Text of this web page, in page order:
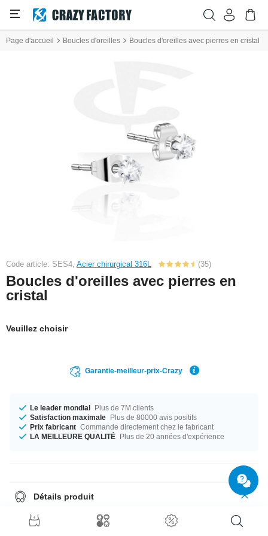
Page d'accueil Boucles d'oreilles Boucles d'oreilles avec pierres en cristal
Code article: SES4, Acier chirurgical 316L (35)
Boucles d'oreilles avec pierres en
cristal
Veuillez choisir
Garantie-meilleur-prix-Crazy
Le leader mondial Plus de 7M clients
Satisfaction maximale Plus de 80000 avis positifs
Prix fabricant Commande directement chez le fabricant
LA MEILLEURE QUALITÉ Plus de 20 années d'expérience
Détails produit
Les studs d'oreilles sont toujours envoyés par paires, donc il suffit de
choisir quantité = 1 pour recevoir une paire.